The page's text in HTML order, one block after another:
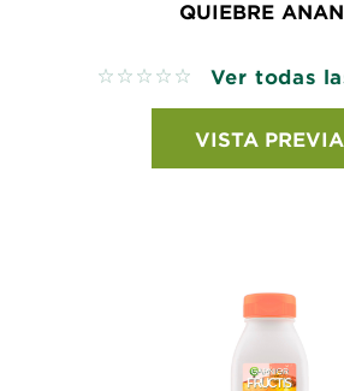
QUIEBRE
No reviews Ver todas
VISTA PREVIA